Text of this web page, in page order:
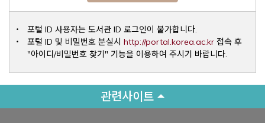
포털 ID 사용자는 도서관 ID 로그인이 불가합니다.
포털 ID 및 비밀번호 분실시 http://portal.korea.ac.krOpens a
접속 후
"아이디/비밀번호 찾기" 기능을 이용하여 주시기 바랍니다.
관련사이트